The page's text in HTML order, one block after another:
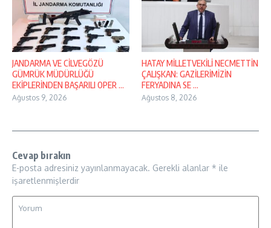
JANDARMA VE CİLVEGÖZÜ
GÜMRÜK MÜDÜRLÜĞÜ
EKİPLERİNDEN BAŞARILI OPER ...
Ağustos 9, 2026
HATAY MİLLETVEKİLİ NECMETTİN
ÇALIŞKAN: GAZİLERİMİZİN
FERYADINA SE ...
Ağustos 8, 2026
Cevap bırakın
E-posta adresiniz yayınlanmayacak. Gerekli alanlar * ile
işaretlenmişlerdir